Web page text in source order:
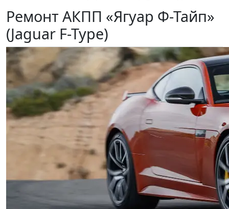
Ремонт АКПП «Ягуар Ф-Тайп»
(Jaguar F-Type)